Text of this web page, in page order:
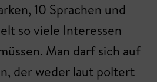
10 Sprachen und
so viele Interessen
Man darf sich auf
der weder laut poltert